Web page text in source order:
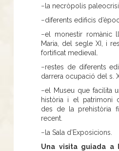
−la necròpolis
−diferents edificis
−el monestir romànic
Maria, del segle XI, i
fortificat medieval.
−restes de diferents
darrera ocupació del s.
−el Museu que facilita
història i el patrimoni
des de la prehistòria
recent.
−la Sala d’Exposicions.
Una visita guiada a